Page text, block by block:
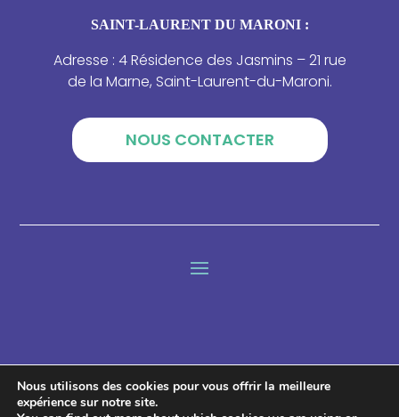
SAINT-LAURENT DU MARONI :
Adresse : 4 Résidence des Jasmins – 21 rue
de la Marne, Saint-Laurent-du-Maroni.
NOUS CONTACTER
Lettre d'information
Nous utilisons des cookies pour vous offrir la meilleure
expérience sur notre site.